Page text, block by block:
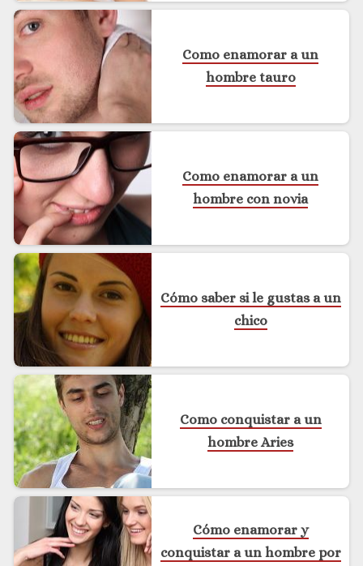
Como enamorar a un
hombre tauro
Como enamorar a un
hombre con novia
Cómo saber si le gustas a un
chico
Como conquistar a un
hombre Aries
Cómo enamorar y
conquistar a un hombre por